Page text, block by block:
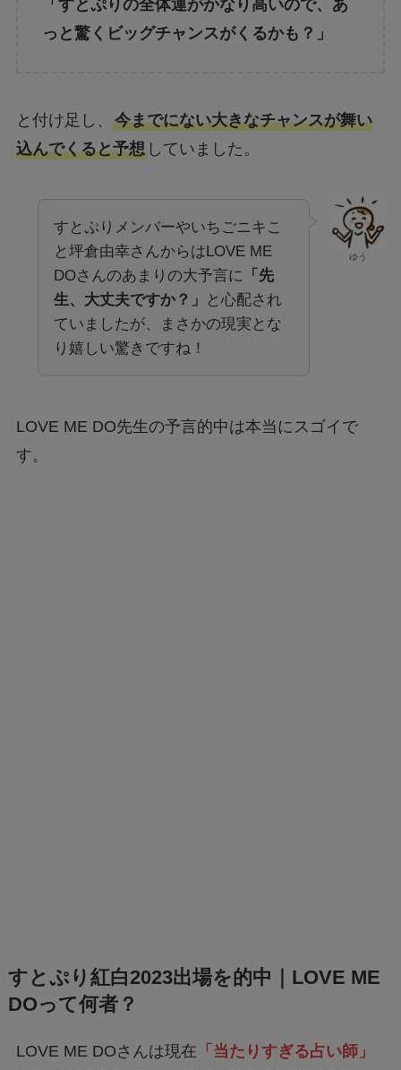
「すとぷりの全体運がかなり高いので、あ
っと驚くビッグチャンスがくるかも？」
と付け足し、 今までにない大きなチャンスが舞い
込んでくると予想していました。
ゆう
すとぷりメンバーやいちごニキこ
と坪倉由幸さんからはLOVE ME
DOさんのあまりの大予言に
「先
生、大丈夫ですか？」
と心配され
ていましたが、まさかの現実とな
り嬉しい驚きですね！
LOVE ME DO先生の予言的中は本当にスゴイで
す。
すとぷり紅白2023出場を的中｜LOVE ME
DOって何者？
LOVE ME DOさんは現在 「当たりすぎる占い師」